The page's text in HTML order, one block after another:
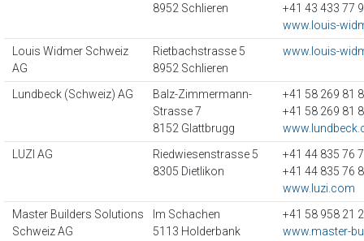
8952 Schlieren
+41 43 433 77
www.louis-
Louis Widmer Schweiz
AG
Rietbachstrasse 5
8952 Schlieren
www.louis-
Lundbeck (Schweiz) AG
Balz-Zimmermann-
Strasse 7
8152 Glattbrugg
+41 58 269 81
+41 58 269 81
LUZI AG
Riedwiesenstrasse 5
8305 Dietlikon
+41 44 835 76
+41 44 835 76
www.luzi.com
Master Builders Solutions
Schweiz AG
Im Schachen
5113 Holderbank
+41 58 958 21
www.master-